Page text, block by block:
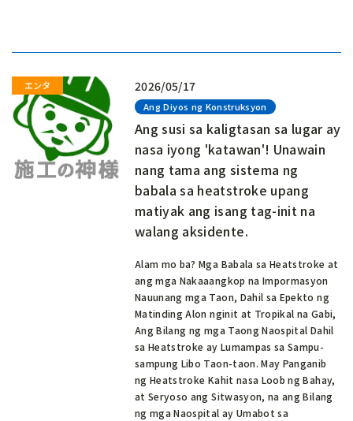
2026/05/17
Ang Diyos ng Konstruksyon
Ang susi sa kaligtasan sa lugar ay
nasa iyong 'katawan'! Unawain
nang tama ang sistema ng
babala sa heatstroke upang
matiyak ang isang tag-init na
walang aksidente.
Alam mo ba? Mga Babala sa Heatstroke at
ang mga Nakaaangkop na Impormasyon
Nauunang mga Taon, Dahil sa Epekto ng
Matinding Alon nginit at Tropikal na Gabi,
Ang Bilang ng mga Taong Naospital Dahil
sa Heatstroke ay Lumampas sa Sampu-
sampung Libo Taon-taon. May Panganib
ng Heatstroke Kahit nasa Loob ng Bahay,
at Seryoso ang Sitwasyon, na ang Bilang
ng mga Naospital ay Umabot sa